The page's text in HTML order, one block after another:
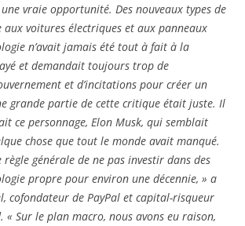
vraie opportunité. Des nouveaux types de
aux voitures électriques et aux panneaux
n’avait jamais été tout à fait à la
et demandait toujours trop de
et d’incitations pour créer un
grande partie de cette critique était juste. Il
ce personnage, Elon Musk, qui semblait
chose que tout le monde avait manqué.
règle générale de ne pas investir dans des
propre pour environ une décennie, » a
cofondateur de PayPal et capital-risqueur
« Sur le plan macro, nous avons eu raison,